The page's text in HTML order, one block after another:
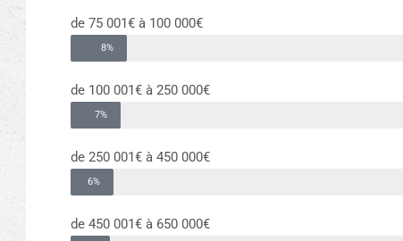
de 75 001€ à 100 000€
8%
de 100 001€ à 250 000€
7%
de 250 001€ à 450 000€
6%
de 450 001€ à 650 000€